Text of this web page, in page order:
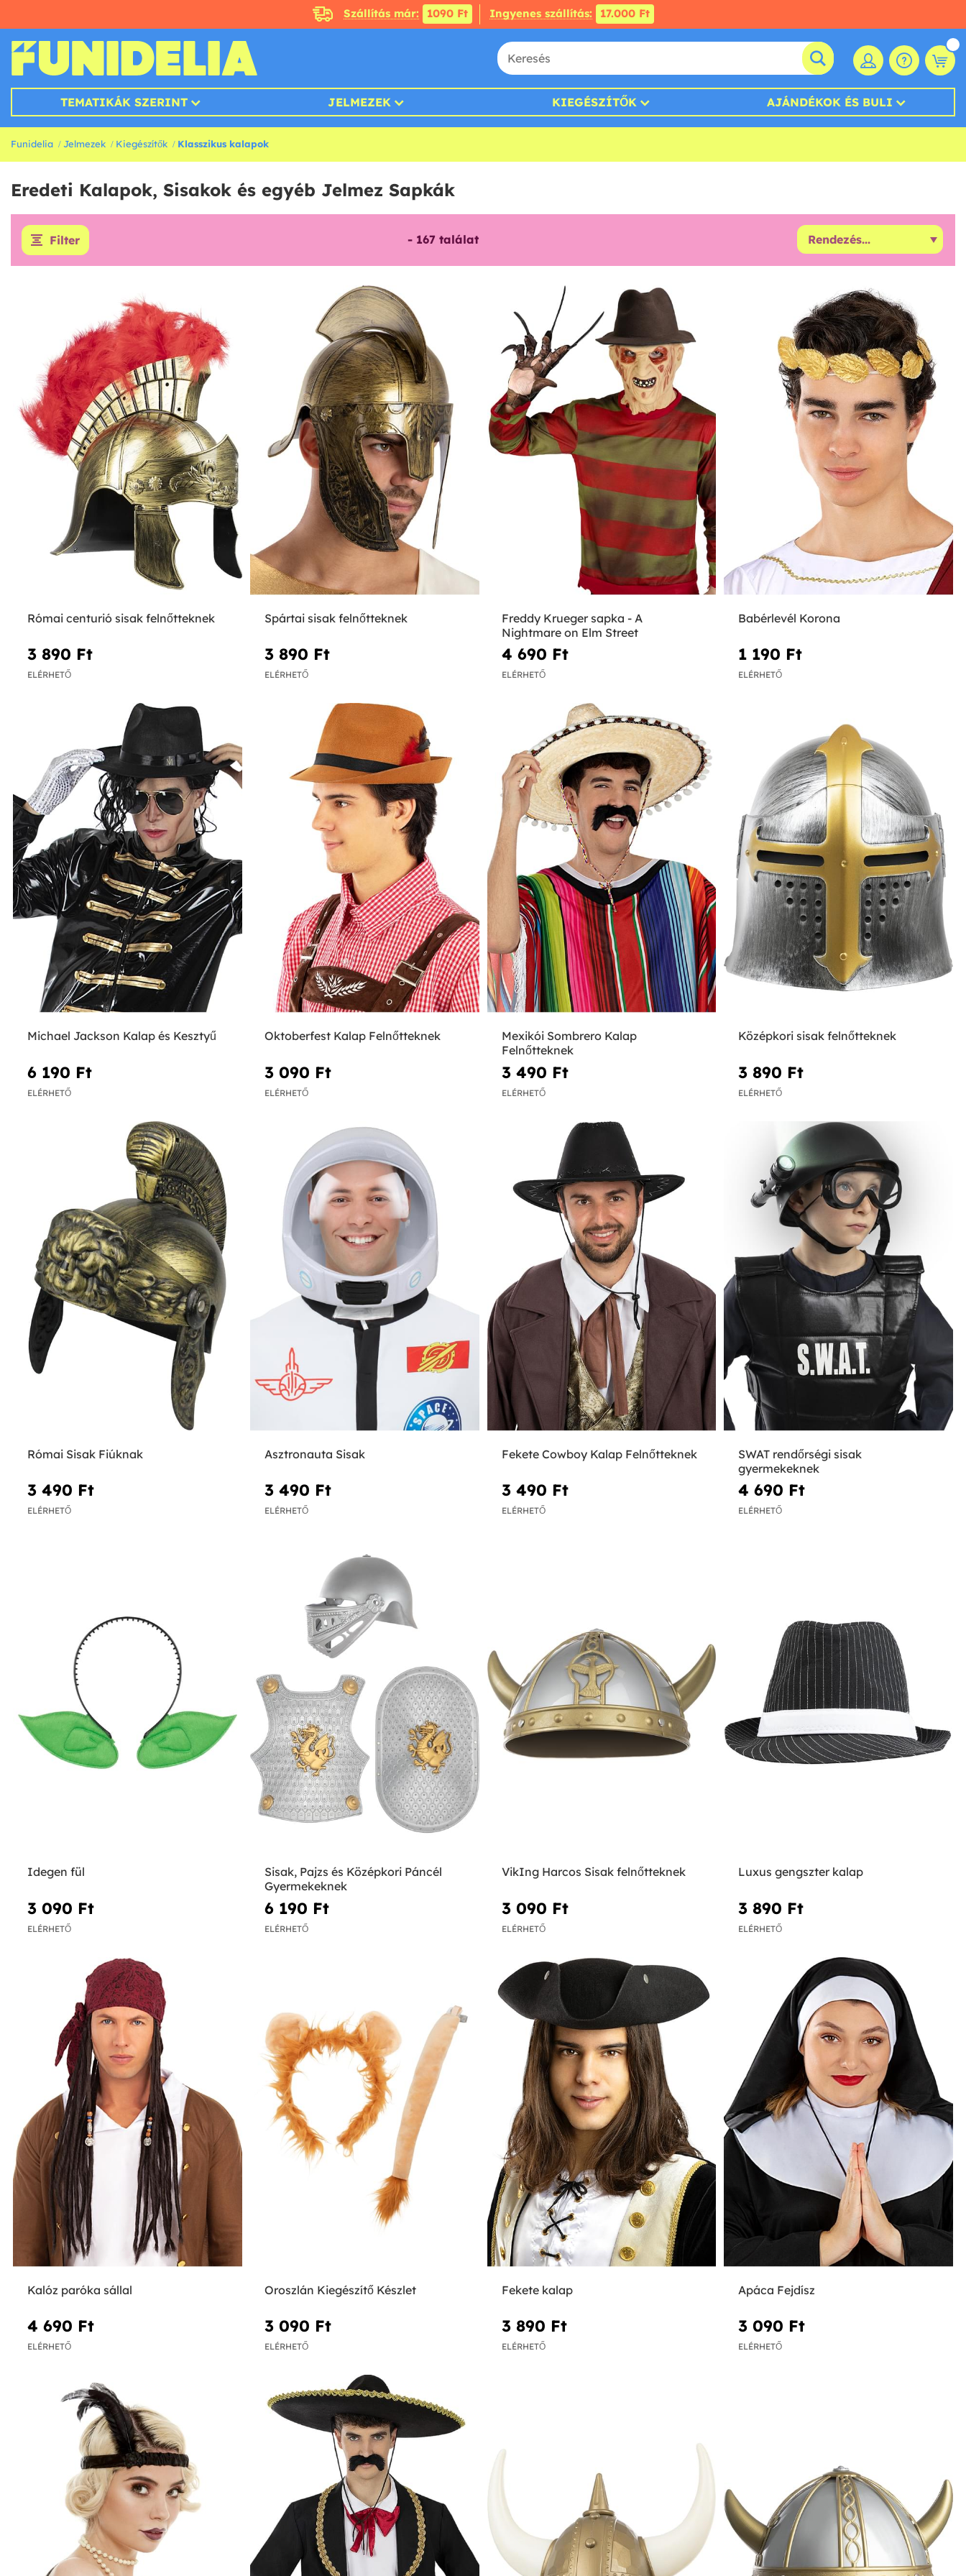
Szállítás már: 1090 Ft Ingyenes szállítás: 17.000 Ft
TEMATIKÁK SZERINT JELMEZEK KIEGÉSZÍTŐK AJÁNDÉKOK ÉS BULI
Funidelia Jelmezek Kiegészítők Klasszikus kalapok
Eredeti Kalapok, Sisakok és egyéb Jelmez Sapkák
Filter - 167 találat
Római centurió sisak felnőtteknek
3 890 Ft‎
ELÉRHETŐ
Spártai sisak felnőtteknek
3 890 Ft‎
ELÉRHETŐ
Freddy Krueger sapka - A
Nightmare on Elm Street
4 690 Ft‎
ELÉRHETŐ
Babérlevél Korona
1 190 Ft‎
ELÉRHETŐ
Michael Jackson Kalap és Kesztyű
6 190 Ft‎
ELÉRHETŐ
Oktoberfest Kalap Felnőtteknek
3 090 Ft‎
ELÉRHETŐ
Mexikói Sombrero Kalap
Felnőtteknek
3 490 Ft‎
ELÉRHETŐ
Középkori sisak felnőtteknek
3 890 Ft‎
ELÉRHETŐ
Római Sisak Fiúknak
3 490 Ft‎
ELÉRHETŐ
Asztronauta Sisak
3 490 Ft‎
ELÉRHETŐ
Fekete Cowboy Kalap Felnőtteknek
3 490 Ft‎
ELÉRHETŐ
SWAT rendőrségi sisak
gyermekeknek
4 690 Ft‎
ELÉRHETŐ
Idegen fül
3 090 Ft‎
ELÉRHETŐ
Sisak, Pajzs és Középkori Páncél
Gyermekeknek
6 190 Ft‎
ELÉRHETŐ
VikIng Harcos Sisak felnőtteknek
3 090 Ft‎
ELÉRHETŐ
Luxus gengszter kalap
3 890 Ft‎
ELÉRHETŐ
Kalóz paróka sállal
4 690 Ft‎
ELÉRHETŐ
Oroszlán Kiegészítő Készlet
3 090 Ft‎
ELÉRHETŐ
Fekete kalap
3 890 Ft‎
ELÉRHETŐ
Apáca Fejdísz
3 090 Ft‎
ELÉRHETŐ